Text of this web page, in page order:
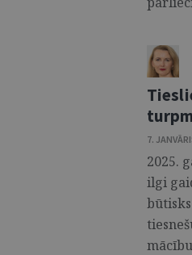
7.
2025.
ilgi